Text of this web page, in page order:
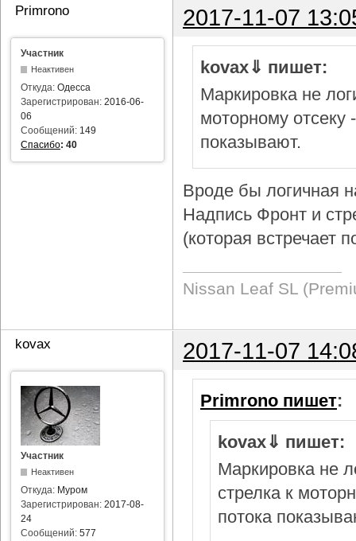
Primrono 2017-11-07
Участник
Неактивен
Откуда: Одесса
Зарегистрирован: 2016-06-
06
Сообщений: 149
Спасибо: 40
kovax⇓ пишет:
Маркировка не
моторному отсеку
показывают.
Вроде бы логичная
Надпись Фронт и
(которая встречает
Nissan Leaf SL
kovax 2017-11-07
Участник
Неактивен
Откуда: Муром
Зарегистрирован: 2017-08-
24
Сообщений: 577
Primrono пишет:
kovax⇓ пишет:
Маркировка не
стрелка к
потока